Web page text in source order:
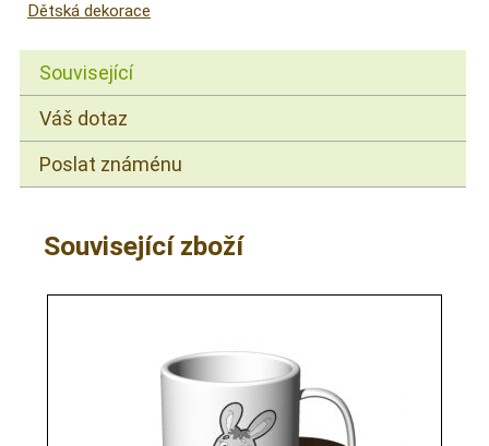
Dětská dekorace
Související
Váš dotaz
Poslat známénu
Související zboží